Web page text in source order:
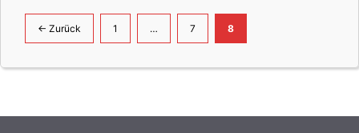
← Zurück Seite
1 … Seite
7 Seite
8